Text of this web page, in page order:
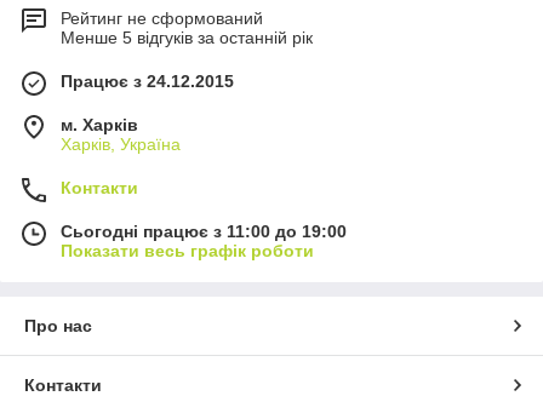
Рейтинг не сформований
Менше 5 відгуків за останній рік
Працює з 24.12.2015
м. Харків
Харків, Україна
Контакти
Сьогодні працює з 11:00 до 19:00
Показати весь графік роботи
Про нас
Контакти